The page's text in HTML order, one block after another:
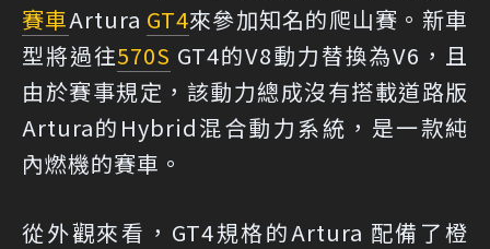
賽車Artura GT4來參加知名的爬山賽。新車
型將過往570S GT4的V8動力替換為V6，且
由於賽事規定，該動力總成沒有搭載道路版
Artura的Hybrid混合動力系統，是一款純
內燃機的賽車。
從外觀來看，GT4規格的Artura 配備了橙